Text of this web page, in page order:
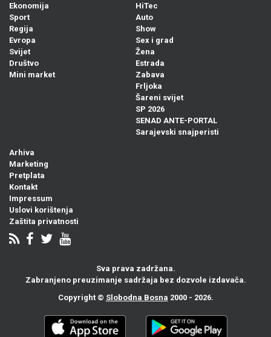
Ekonomija
Sport
Regija
Evropa
Svijet
Društvo
Mini market
HiTec
Auto
Show
Sex i grad
Žena
Estrada
Zabava
Frljoka
Šareni svijet
SP 2026
SENAD ANTE-PORTAL
Sarajevski snajperisti
Arhiva
Marketing
Pretplata
Kontakt
Impressum
Uslovi korištenja
Zaštita privatnosti
Sva prava zadržana.
Zabranjeno preuzimanje sadržaja bez dozvole izdavača.
Copyright © Slobodna Bosna 2000 - 2026.